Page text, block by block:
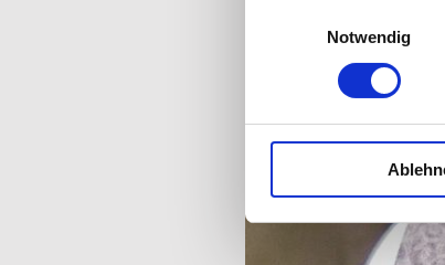
Notwendig